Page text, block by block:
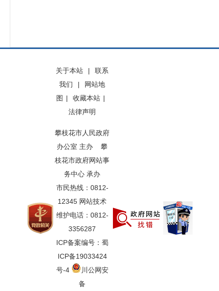
关于本站 |
联系
我们
|
网站地
图 | 收藏本站 |
法律声明
攀枝花市人民政府
办公室 主办 攀
枝花市政府网站事
务中心 承办
市民热线：0812-
12345 网站技术
维护电话：0812-
3356287
ICP备案编号：蜀
ICP备19033424
号-4
川公网安
备